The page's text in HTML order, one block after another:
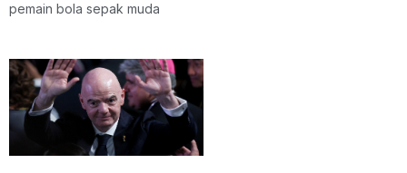
pemain bola sepak muda